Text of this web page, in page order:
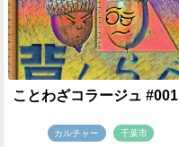
ことわざコラージュ #001
カルチャー 千葉市